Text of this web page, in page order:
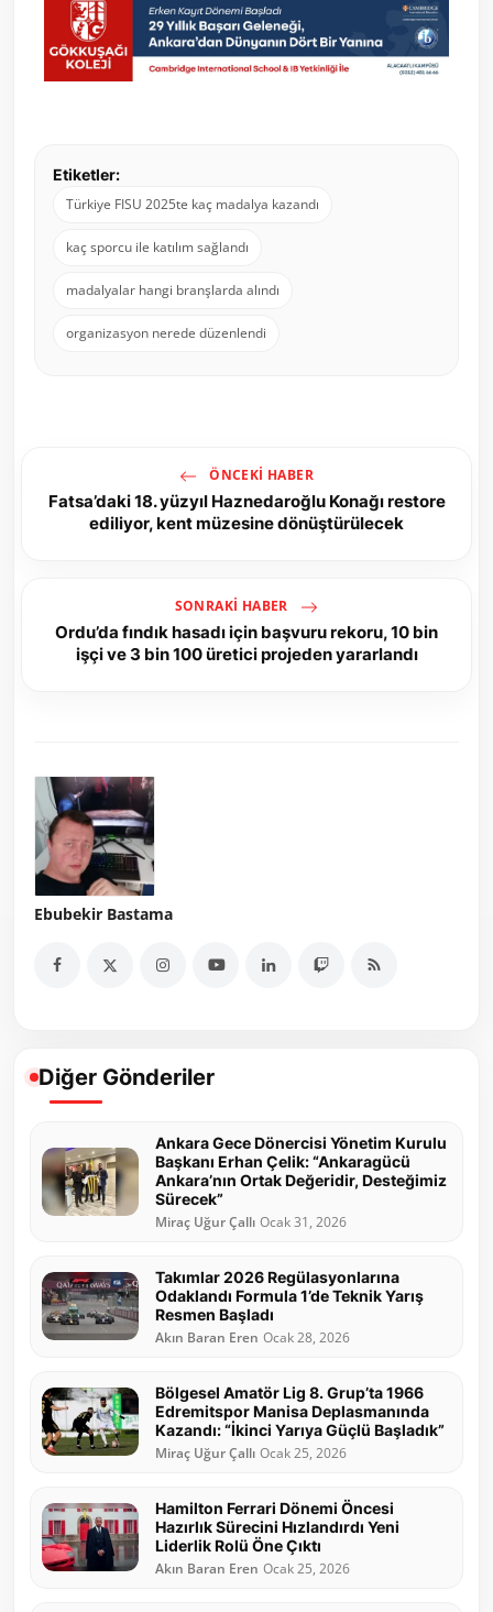
Etiketler:
Türkiye FISU 2025te kaç madalya kazandı
kaç sporcu ile katılım sağlandı
madalyalar hangi branşlarda alındı
organizasyon nerede düzenlendi
ÖNCEKI HABER
Fatsa’daki 18. yüzyıl Haznedaroğlu Konağı restore
ediliyor, kent müzesine dönüştürülecek
SONRAKI HABER
Ordu’da fındık hasadı için başvuru rekoru, 10 bin
işçi ve 3 bin 100 üretici projeden yararlandı
Ebubekir Bastama
Diğer Gönderiler
Ankara Gece Dönercisi Yönetim Kurulu
Başkanı Erhan Çelik: “Ankaragücü
Ankara’nın Ortak Değeridir, Desteğimiz
Sürecek”
Miraç Uğur Çallı Ocak 31, 2026
Takımlar 2026 Regülasyonlarına
Odaklandı Formula 1’de Teknik Yarış
Resmen Başladı
Akın Baran Eren Ocak 28, 2026
Bölgesel Amatör Lig 8. Grup’ta 1966
Edremitspor Manisa Deplasmanında
Kazandı: “İkinci Yarıya Güçlü Başladık”
Miraç Uğur Çallı Ocak 25, 2026
Hamilton Ferrari Dönemi Öncesi
Hazırlık Sürecini Hızlandırdı Yeni
Liderlik Rolü Öne Çıktı
Akın Baran Eren Ocak 25, 2026